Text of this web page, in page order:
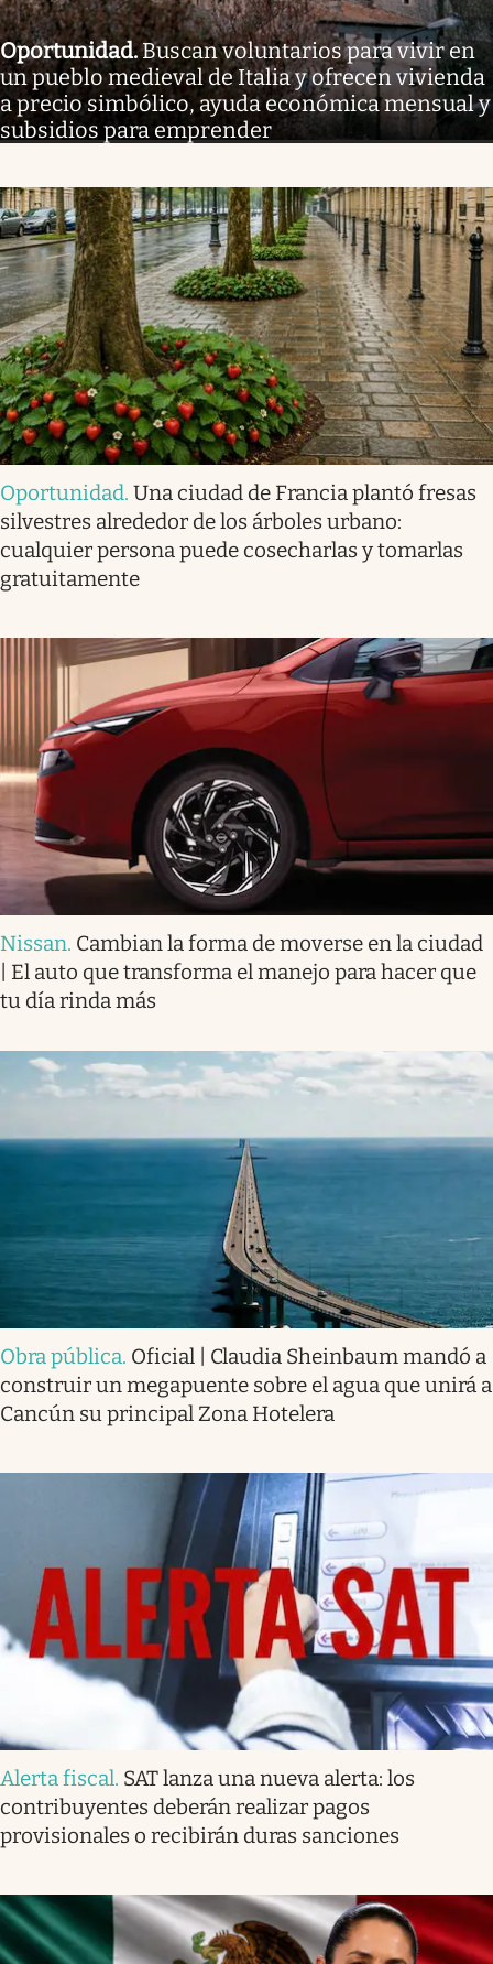
Oportunidad.Buscan voluntarios para vivir en
un pueblo medieval de Italia y ofrecen vivienda
a precio simbólico, ayuda económica mensual y
subsidios para emprender
Oportunidad. Una ciudad de Francia plantó fresas
silvestres alrededor de los árboles urbano:
cualquier persona puede cosecharlas y tomarlas
gratuitamente
Nissan. Cambian la forma de moverse en la ciudad
| El auto que transforma el manejo para hacer que
tu día rinda más
Obra pública. Oficial | Claudia Sheinbaum mandó a
construir un megapuente sobre el agua que unirá a
Cancún su principal Zona Hotelera
Alerta fiscal. SAT lanza una nueva alerta: los
contribuyentes deberán realizar pagos
provisionales o recibirán duras sanciones